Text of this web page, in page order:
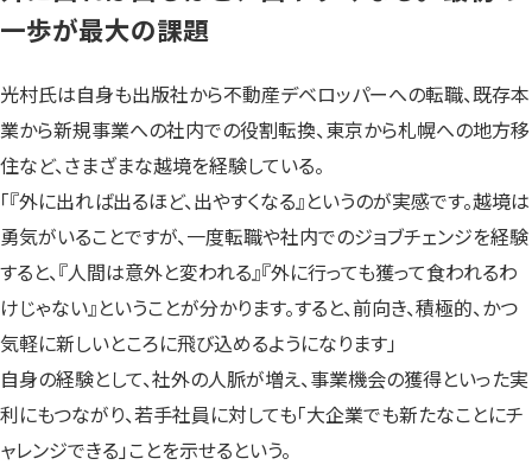
一歩が最大の課題
光村氏は自身も出版社から不動産デベロッパーへの転職、既存本
業から新規事業への社内での役割転換、東京から札幌への地方移
住など、さまざまな越境を経験している。
「『外に出れば出るほど、出やすくなる』というのが実感です。越境は
勇気がいることですが、一度転職や社内でのジョブチェンジを経験
すると、『人間は意外と変われる』『外に行っても獲って食われるわ
けじゃない』ということが分かります。すると、前向き、積極的、かつ
気軽に新しいところに飛び込めるようになります」
自身の経験として、社外の人脈が増え、事業機会の獲得といった実
利にもつながり、若手社員に対しても「大企業でも新たなことにチ
ャレンジできる」ことを示せるという。